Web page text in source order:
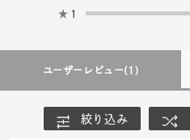
★ 1
ユーザーレビュー(1)
絞り込み